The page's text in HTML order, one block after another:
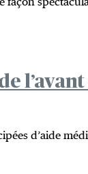
l’avant
d’aide